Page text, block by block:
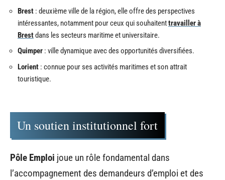
Brest : deuxième ville de la région, elle offre des perspectives
intéressantes, notamment pour ceux qui souhaitenttravailler à
Brestdans les secteurs maritime et universitaire.
Quimper : ville dynamique avec des opportunités diversifiées.
Lorient : connue pour ses activités maritimes et son attrait
touristique.
Un soutien institutionnel fort
Pôle Emploi joue un rôle fondamental dans
l’accompagnement des demandeurs d’emploi et des